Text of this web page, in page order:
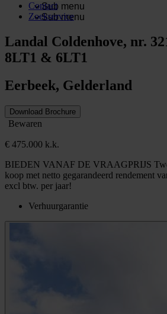
Sub menu
Contact
Sub menu
Zoekservice
Landal Coldenhove, nr.
8LT1 & 6LT1
Eerbeek, Gelderland
Download Brochure
Bewaren
€ 475.000 k.k.
BIEDEN VANAF DE VRAAGPRIJS
koop met netto gegarandeerd rendement
excl btw. per jaar!
Verhuurgarantie